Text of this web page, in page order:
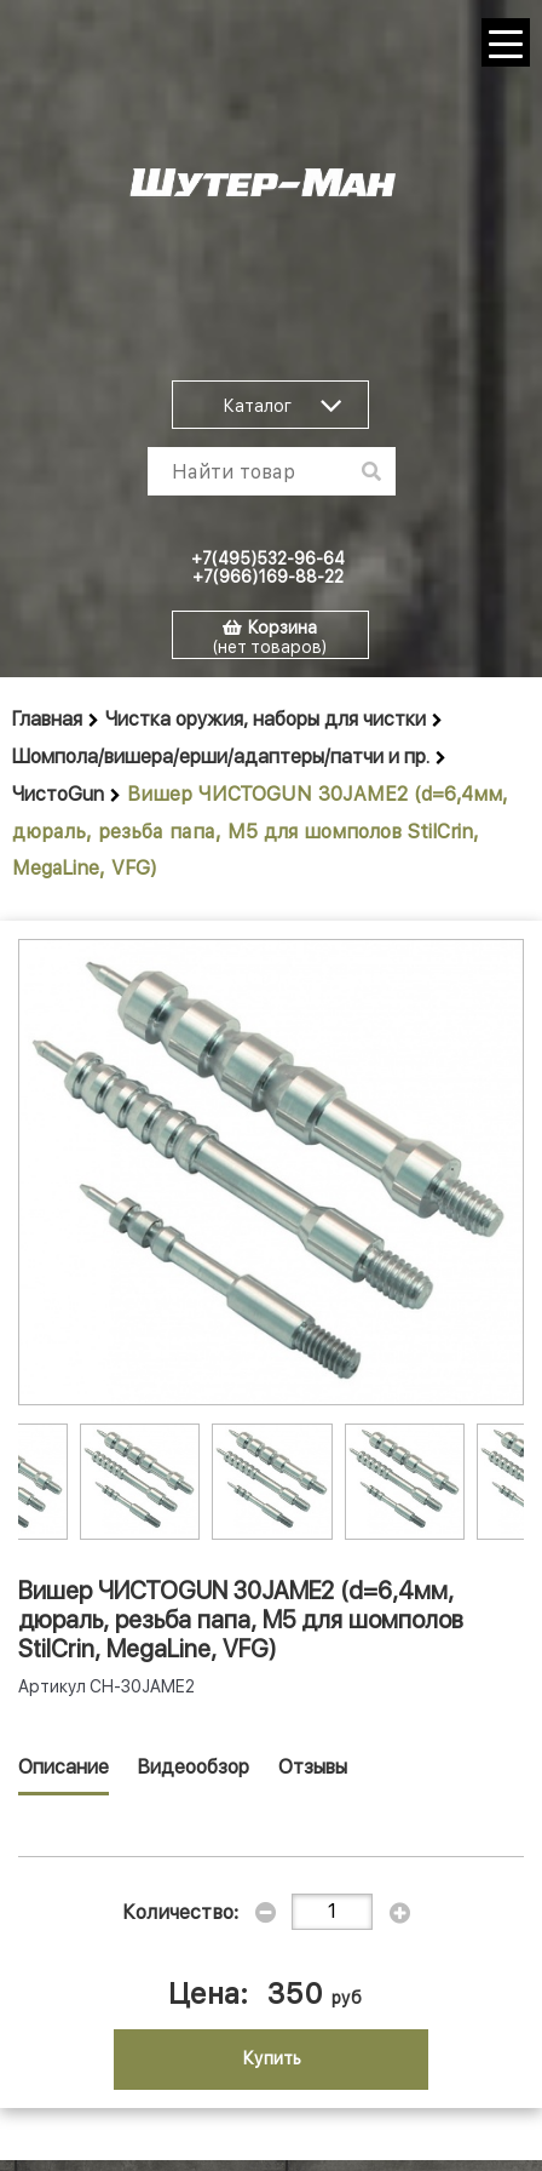
Каталог
+7(495)532-96-64
+7(966)169-88-22
Корзина
(нет товаров)
Главная
Чистка оружия, наборы для чистки
Шомпола/вишера/ерши/адаптеры/патчи и пр.
ЧистоGun
Вишер ЧИСТОGUN 30JAME2 (d=6,4мм,
дюраль, резьба папа, M5 для шомполов StilCrin,
MegaLine, VFG)
Вишер ЧИСТОGUN 30JAME2 (d=6,4мм,
дюраль, резьба папа, M5 для шомполов
StilCrin, MegaLine, VFG)
Артикул CH-30JAME2
Описание Видеообзор Отзывы
Количество:
Цена: 350 руб
Купить